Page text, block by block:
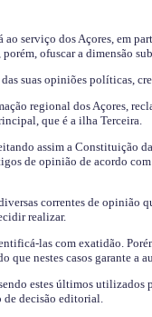
serviço dos Açores, em
ofuscar a dimensão
suas opiniões políticas,
regional dos Açores,
que é a ilha Terceira.
assim a Constituição
de opinião de acordo
correntes de opinião
realizar.
las com exatidão.
que nestes casos garante a
estes últimos utilizados
decisão editorial.